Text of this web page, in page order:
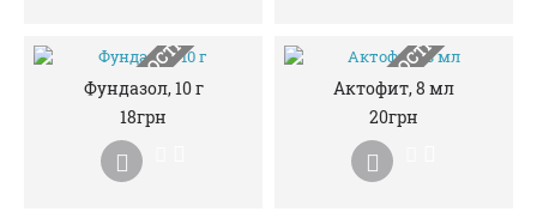
НЕМАЄ В НАЯВНОСТІ
Фундазол, 10 г
18грн
НЕМАЄ В НАЯВНОСТІ
Актофит, 8 мл
20грн